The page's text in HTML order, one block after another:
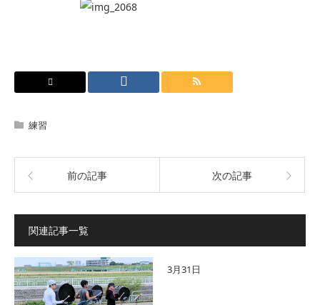
練習
前の記事 次の記事
関連記事一覧
3月31日